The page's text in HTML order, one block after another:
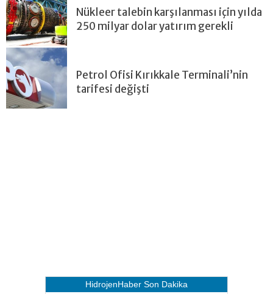
Nükleer talebin karşılanması için yılda
250 milyar dolar yatırım gerekli
Petrol Ofisi Kırıkkale Terminali’nin
tarifesi değişti
HidrojenHaber Son Dakika